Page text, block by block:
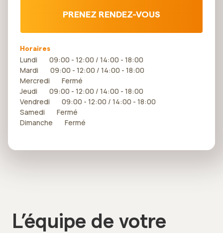
PRENEZ RENDEZ-VOUS
Horaires
Lundi 09:00 - 12:00 / 14:00 - 18:00
Mardi 09:00 - 12:00 / 14:00 - 18:00
Mercredi Fermé
Jeudi 09:00 - 12:00 / 14:00 - 18:00
Vendredi 09:00 - 12:00 / 14:00 - 18:00
Samedi Fermé
Dimanche Fermé
L’équipe de votre